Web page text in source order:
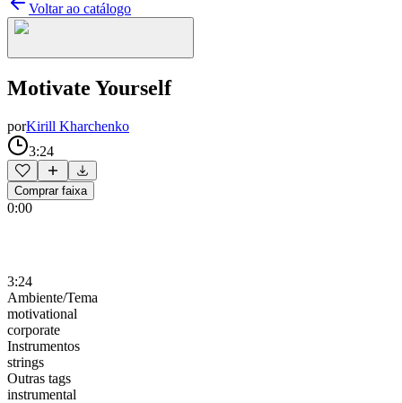
Voltar ao catálogo
Motivate Yourself
porKirill Kharchenko
3:24
Comprar faixa
0:00
3:24
Ambiente/Tema
motivational
corporate
Instrumentos
strings
Outras tags
instrumental